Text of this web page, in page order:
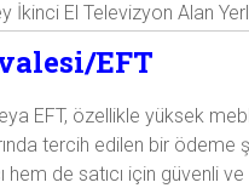
İkinci El Televizyon Alan
EFT
EFT, özellikle yüksek
tercih edilen bir ödeme
de satıcı için güvenli ve